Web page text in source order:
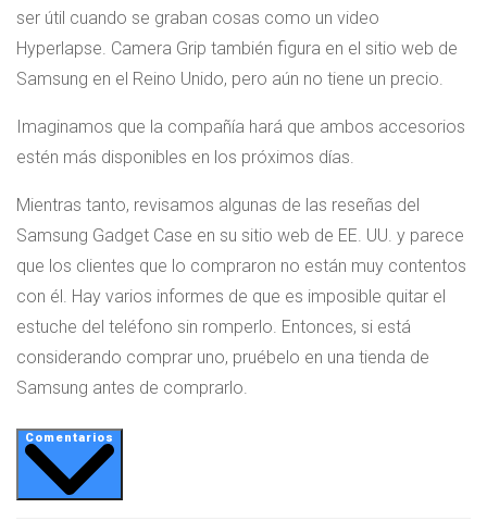
ser útil cuando se graban cosas como un video
Hyperlapse. Camera Grip también figura en el sitio web de
Samsung en el Reino Unido, pero aún no tiene un precio.
Imaginamos que la compañía hará que ambos accesorios
estén más disponibles en los próximos días.
Mientras tanto, revisamos algunas de las reseñas del
Samsung Gadget Case en su sitio web de EE. UU. y parece
que los clientes que lo compraron no están muy contentos
con él. Hay varios informes de que es imposible quitar el
estuche del teléfono sin romperlo. Entonces, si está
considerando comprar uno, pruébelo en una tienda de
Samsung antes de comprarlo.
Comentarios